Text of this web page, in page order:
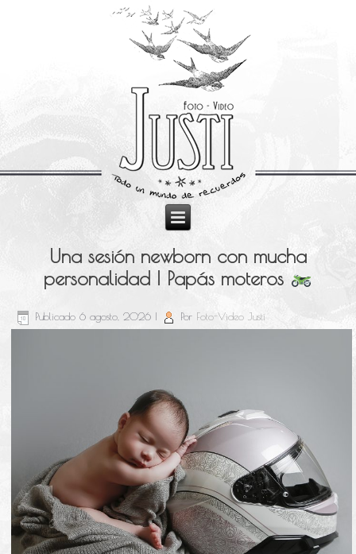
Una sesión newborn con mucha
personalidad | Papás moteros
Publicado 6 agosto, 2026 | Por Foto-Video Justi